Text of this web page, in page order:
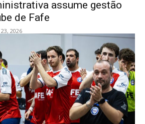
assume gestão
de Fafe
2026